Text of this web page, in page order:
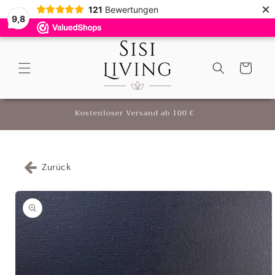
9,8
121 Bewertungen ×
Direkt
zum
Inhalt
Warenkorb
Kostenloser Versand ab 100 €
Zurück